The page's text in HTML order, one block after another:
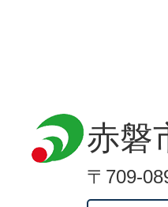
赤磐
〒709-